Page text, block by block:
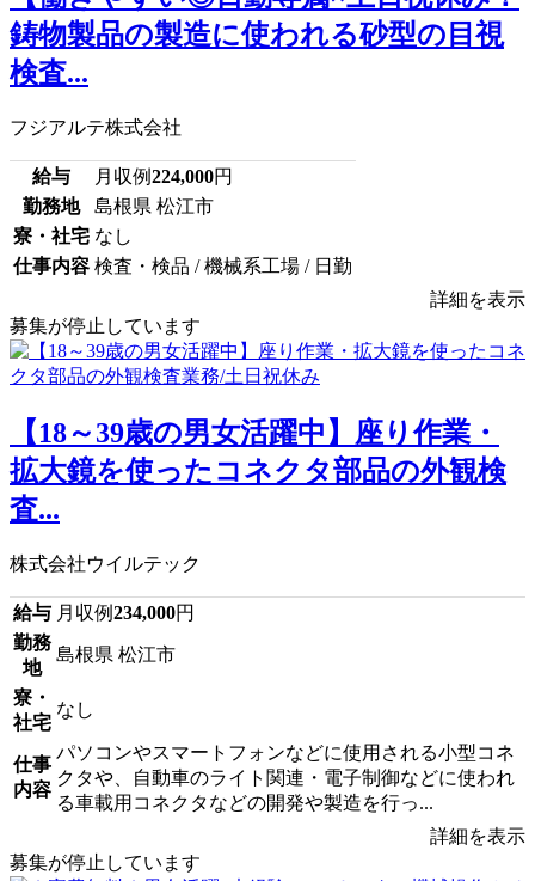
鋳物製品の製造に使われる砂型の目視
検査...
フジアルテ株式会社
給与 月収例224,000円
勤務地
島根県 松江市
寮・社宅 なし
仕事内容 検査・検品 / 機械系工場 / 日勤
詳細を表示
募集が停止しています
【18～39歳の男女活躍中】座り作業・
拡大鏡を使ったコネクタ部品の外観検
査...
株式会社ウイルテック
給与 月収例234,000円
勤務
地
島根県 松江市
寮・
社宅
なし
仕事
内容
パソコンやスマートフォンなどに使用される小型コネ
クタや、自動車のライト関連・電子制御などに使われ
る車載用コネクタなどの開発や製造を行っ...
詳細を表示
募集が停止しています